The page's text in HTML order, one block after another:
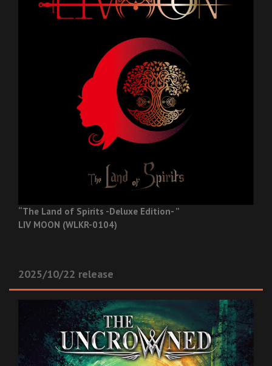
“The Land of Spirits -Deluxe Edition- ”
LIV MOON (WLKR-0104)
2025/10/22 release